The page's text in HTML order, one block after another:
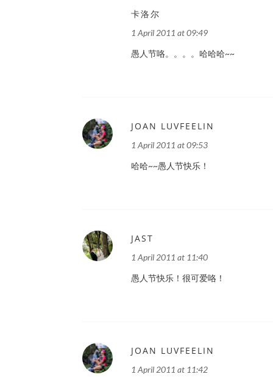
卡洛尔
1 April 2011 at 09:49
愚人节咯。。。。哈哈哈~~
JOAN LUVFEELIN
1 April 2011 at 09:53
哈哈~~愚人节快乐！
JAST
1 April 2011 at 11:40
愚人节快乐！很可爱咯！
JOAN LUVFEELIN
1 April 2011 at 11:42